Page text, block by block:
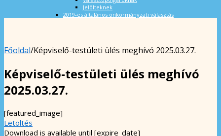
Jelölteknek
2019-es általános önkormányzati választás
Főoldal/Képviselő-testületi ülés meghívó 2025.03.27.
Képviselő-testületi ülés meghívó
2025.03.27.
[featured_image]
Letöltés
Download is available until [expire_date]